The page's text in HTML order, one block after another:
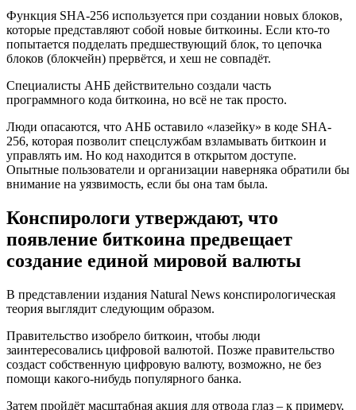
Функция SHA-256 используется при создании новых блоков,
которые представляют собой новые биткоины. Если кто-то
попытается подделать предшествующий блок, то цепочка
блоков (блокчейн) прервётся, и хеш не совпадёт.
Специалисты АНБ действительно создали часть
программного кода биткоина, но всё не так просто.
Люди опасаются, что АНБ оставило «лазейку» в коде SHA-
256, которая позволит спецслужбам взламывать биткоин и
управлять им. Но код находится в открытом доступе.
Опытные пользователи и организации наверняка обратили бы
внимание на уязвимость, если бы она там была.
Конспирологи утверждают, что
появление биткоина предвещает
создание единой мировой валюты
В представлении издания Natural News конспирологическая
теория выглядит следующим образом.
Правительство изобрело биткоин, чтобы люди
заинтересовались цифровой валютой. Позже правительство
создаст собственную цифровую валюту, возможно, не без
помощи какого-нибудь популярного банка.
Затем пройдёт масштабная акция для отвода глаз – к примеру,